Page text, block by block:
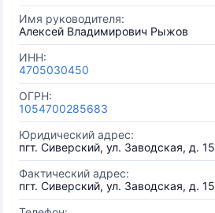
Имя руководителя:
Алексей Владимирович Рыжов
ИНН:
4705030450
ОГРН:
1054700285683
Юридический адрес:
пгт. Сиверский, ул. Заводская, д. 15
Фактический адрес:
пгт. Сиверский, ул. Заводская, д. 15